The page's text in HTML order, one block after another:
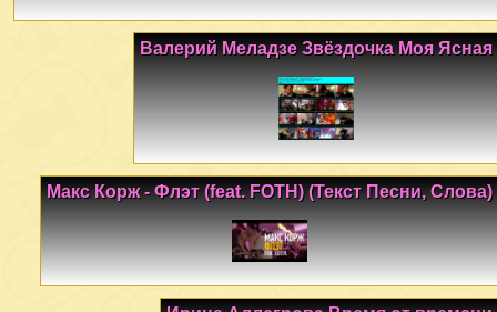
Валерий Меладзе Звёздочка Моя Ясная
Макс Корж - Флэт (feat. FOTH) (Текст Песни, Слова)